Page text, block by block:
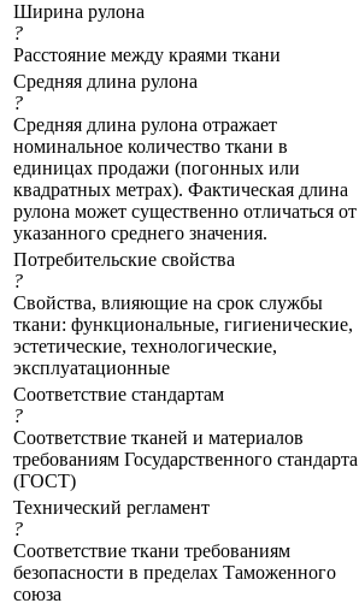
Ширина рулона
?
Расстояние между краями ткани
Средняя длина рулона
?
Средняя длина рулона отражает
номинальное количество ткани в
единицах продажи (погонных или
квадратных метрах). Фактическая длина
рулона может существенно отличаться от
указанного среднего значения.
Потребительские свойства
?
Свойства, влияющие на срок службы
ткани: функциональные, гигиенические,
эстетические, технологические,
эксплуатационные
Соответствие стандартам
?
Соответствие тканей и материалов
требованиям Государственного стандарта
(ГОСТ)
Технический регламент
?
Соответствие ткани требованиям
безопасности в пределах Таможенного
союза